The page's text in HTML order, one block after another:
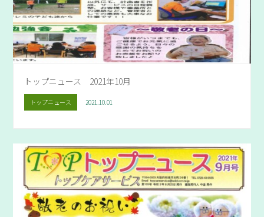
トップニュース 2021年10月
トップニュース 2021.10.01